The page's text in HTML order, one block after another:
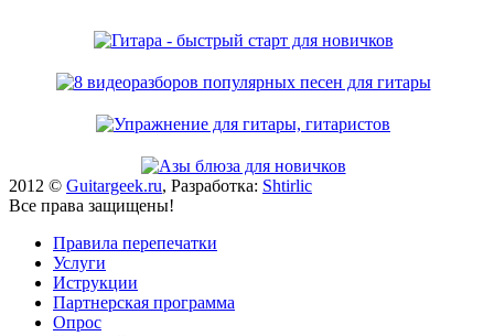
2012 © Guitargeek.ru, Разработка: Shtirlic
Все права защищены!
Правила перепечатки
Услуги
Иструкции
Партнерская программа
Опрос